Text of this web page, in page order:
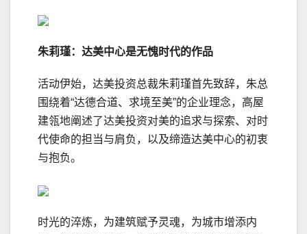
朱莉瑾：达美中心是无愧时代的作品
活动伊始，达美投资总裁朱莉瑾首先致辞，朱总
围绕着“达德合道、求境至美”的企业理念，高屋
建瓴地阐述了达美投资对美的追求与探索、对时
代使命的担当与肩负，以及缔造达美中心的初衷
与抱负。
时光的淬炼，为建筑赋予灵魂，为城市增添内